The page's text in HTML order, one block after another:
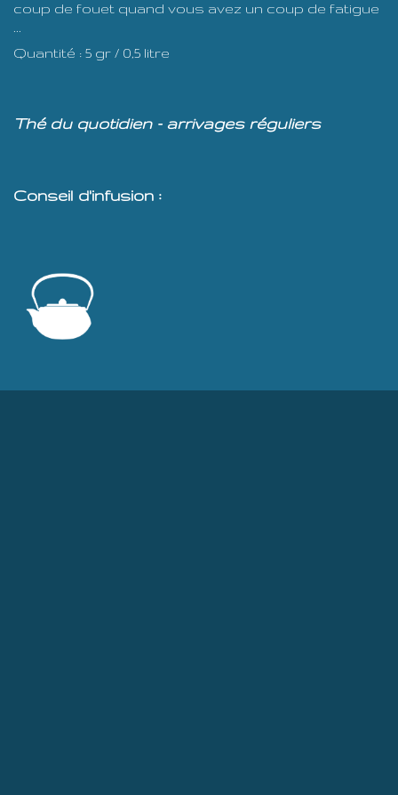
coup de fouet quand vous avez un coup de fatigue
Quantité : 5 gr / 0,5 litre
Thé du quotidien - arrivages réguliers
Conseil d'infusion :